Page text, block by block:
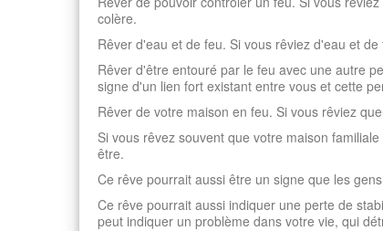
colère.
Rêver d'eau et de feu. Si vous rêviez d'eau et
Rêver d'être entouré par le feu avec une autre
signe d'un lien fort existant entre vous et cette
Rêver de votre maison en feu. Si vous rêviez
Si vous rêvez souvent que votre maison
être.
Ce rêve pourrait aussi être un signe que les
Ce rêve pourrait aussi indiquer une perte de
peut indiquer un problème dans votre vie, qui